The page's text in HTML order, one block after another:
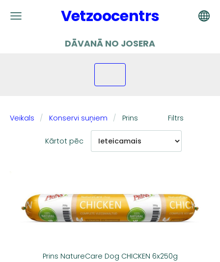
Vetzoocentrs
DĀVANĀ NO JOSERA
Veikals Konservi suņiem Prins Filtrs
Kārtot pēc
Prins NatureCare Dog CHICKEN 6x250g